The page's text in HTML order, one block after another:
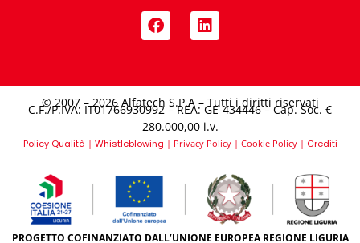
© 2007 – 2026 Alfatech S.P.A – Tutti i diritti riservati
C.F./P.IVA: IT01766930992 – REA: GE-434446 – Cap. Soc. €
280.000,00 i.v.​
Policy Qualità | Whistleblowing | Privacy Policy| Cookie Policy| Crediti
PROGETTO COFINANZIATO DALL’UNIONE EUROPEA REGIONE LIGURIA